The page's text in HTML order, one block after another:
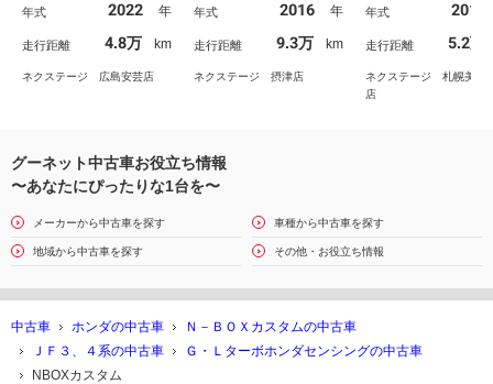
キー ＬＥＤヘッド ビ
ルトインＥＴＣ 純正１
４インチアルミ 車線逸
脱警報
年式 2022 年
走行距離 4.8万 km
ネクステージ 広島安芸店
ー ＨＩＤヘッド Ｂｌ
ｕｅｔｏｏｔｈ再生 オ
ートエアコン パドルシ
フト 純正１５インチア
ルミ
年式 2016 年
走行距離 9.3万 km
ネクステージ 摂津店
ーフレザー パドル
ト スマートキー
Ｄヘッド 純正１４
チＡＷ ビルトイン
Ｃ
年式 2017
走行距離 5.2万
ネクステージ 札幌美し
店
グーネット中古車お役立ち情報
〜あなたにぴったりな1台を〜
メーカーから中古車を探す 車種から中古車を探す
地域から中古車を探す その他・お役立ち情報
中古車 ホンダの中古車
Ｎ－ＢＯＸカスタムの中古車
ＪＦ３、４系の中古車
Ｇ・Ｌターボホンダセンシングの中古車
NBOXカスタム